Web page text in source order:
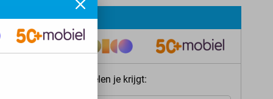
meteen welke voordelen je krijgt: